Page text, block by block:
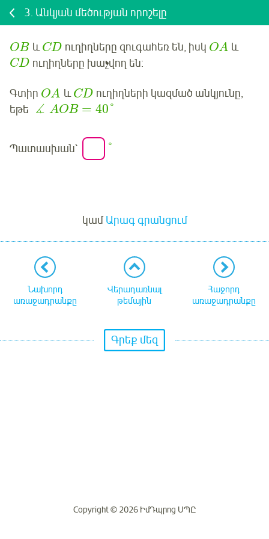
3. Անկյան մեծության որոշելը
OBև CDուղիղները զուգահեռ են, իսկ OA և
CD ուղիղները խաչվող են:
Գտիր OA և CDուղիղների կազմած անկյունը,
եթե ∡ AOB = 40°
Պատասխան՝ °
կամԱրագ գրանցում
Նախորդ
առաջադրանքը
Վերադառնալ
թեմային
Հաջորդ
առաջադրանքը
Գրեք մեզ
Copyright © 2026 ԻմԴպրոց ՍՊԸ